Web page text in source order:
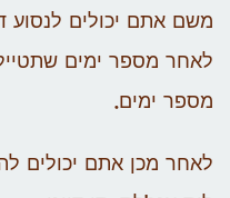
משם אתם יכולים לנסוע
לאחר מספר ימים
מספר ימים.
לאחר מכן אתם יכולים